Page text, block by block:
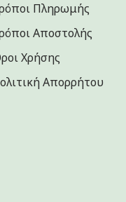
Πληρωμής
Αποστολής
Χρήσης
Aπορρήτου